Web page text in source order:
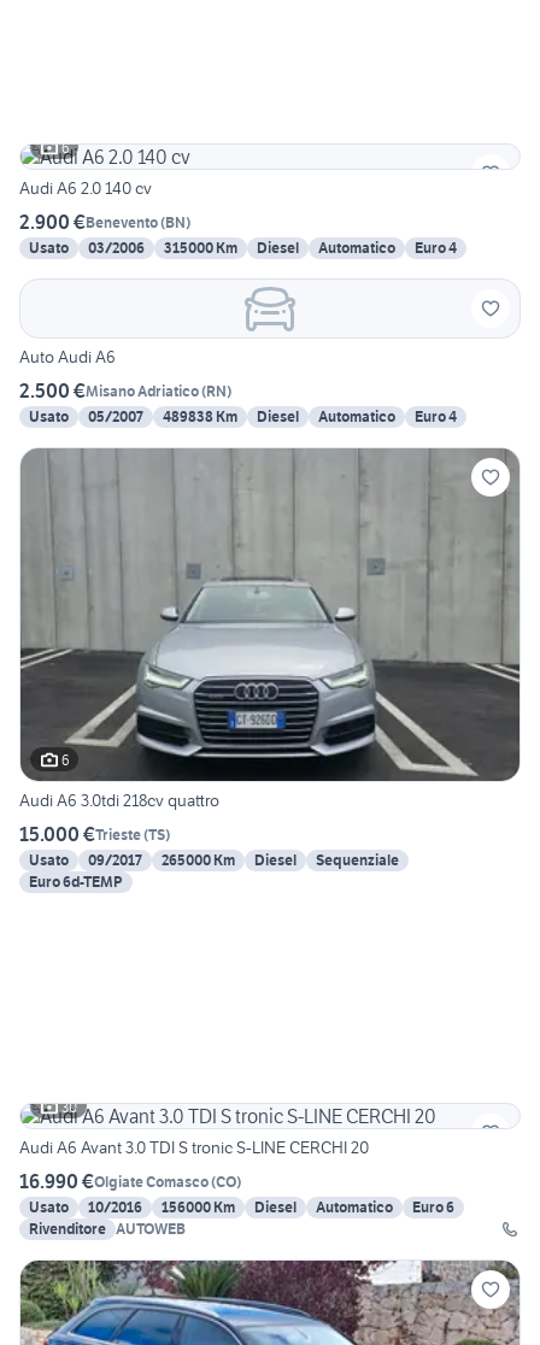
6
Audi A6 2.0 140 cv
2.900 €Benevento(BN)
Usato
03/2006 315000 Km Diesel Automatico Euro 4
Auto Audi A6
2.500 €Misano Adriatico(RN)
Usato
05/2007 489838 Km Diesel Automatico Euro 4
6
Audi A6 3.0tdi 218cv quattro
15.000 €Trieste(TS)
Usato
09/2017 265000 Km Diesel
Sequenziale
Euro 6d-TEMP
30
Audi A6 Avant 3.0 TDI S tronic S-LINE CERCHI 20
16.990 €Olgiate Comasco(CO)
Usato
10/2016 156000 Km Diesel Automatico
Euro 6
Rivenditore AUTOWEB